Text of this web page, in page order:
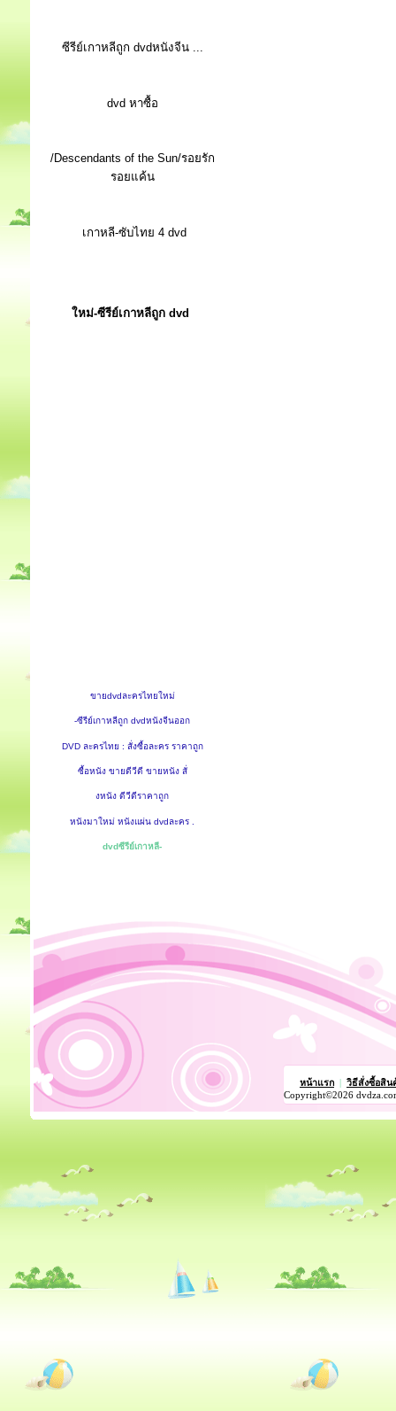
ซีรีย์เกาหลีถูก dvdหนังจีน ...
dvd หาซื้อ
/Descendants of the Sun/รอยรัก
รอยแค้น
เกาหลี-ซับไทย 4 dvd
ใหม่-ซีรีย์เกาหลีถูก dvd
ขายdvdละครไทยใหม่
-ซีรีย์เกาหลีถูก dvdหนังจีนออก
DVD ละครไทย : สั่งซื้อละคร ราคาถูก
ซื้อหนัง ขายดีวีดี ขายหนัง สั่
งหนัง ดีวีดีราคาถูก
หนังมาใหม่ หนังแผ่น dvdละคร .
dvdซีรีย์เกาหลี-
หน้าแรก
วิธีสั่งซื้อสิน
Copyright©2026